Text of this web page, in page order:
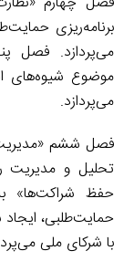
برنامه‌ریزی
می‌پردازد. فصل
موضوع شیوه‌های
می‌پردازد.
فصل ششم «مدیریت
تحلیل و مدیریت
حفظ شراکت‌ها»
حمایت‌طلبی،
با شرکای ملی